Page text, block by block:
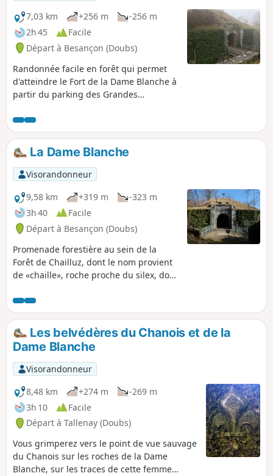
7,03 km
+256 m
-256 m
2h 45
Facile
Départ à Besançon (Doubs)
Randonnée facile en forêt qui permet
d'atteindre le Fort de la Dame Blanche à
partir du parking des Grandes
Vallée de l'Ognon est splendide.
La Dame Blanche
Visorandonneur
9,58 km
+319 m
-323 m
3h 40
Facile
Départ à Besançon (Doubs)
Promenade forestière au sein de la
Forêt de Chailluz, dont le nom provient
de «chaille», roche proche du silex, dont
flèches. Vous monterez vers la belle
ligne de corniches qui surplombe la
vallée de l'Ognon pour gagner le
belvédère du Fort de la Dame Blanche
sur les Vosges. Et comme, sans doute,
vous ferez cette balade par une belle
journée ensoleillée, vous ne risquez
point d'y rencontrer cette dame
inquiétante qui hante ces lieux à la nuit
tombée.
Les belvédères du Chanois et de la
Dame Blanche
Visorandonneur
8,48 km
+274 m
-269 m
3h 10
Facile
Départ à Tallenay (Doubs)
Vous grimperez vers le point de vue sauvage
du Chanois sur les roches de la Dame
Blanche, sur les traces de cette femme